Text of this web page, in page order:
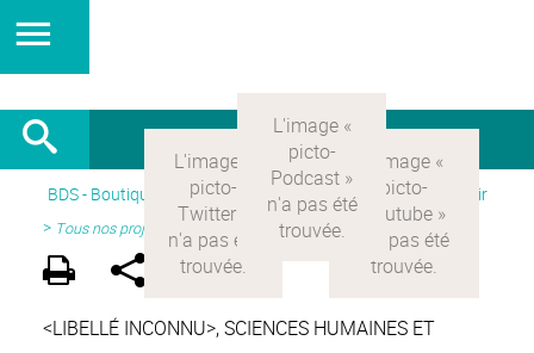
BDS - Boutique des sciences Version Française> Découvrir
> Tous nos projets
<LIBELLÉ INCONNU>, SCIENCES HUMAINES ET